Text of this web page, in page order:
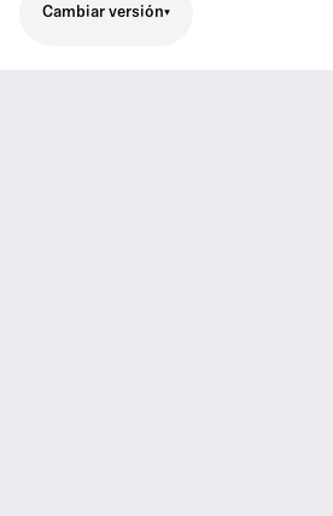
Cambiar versión